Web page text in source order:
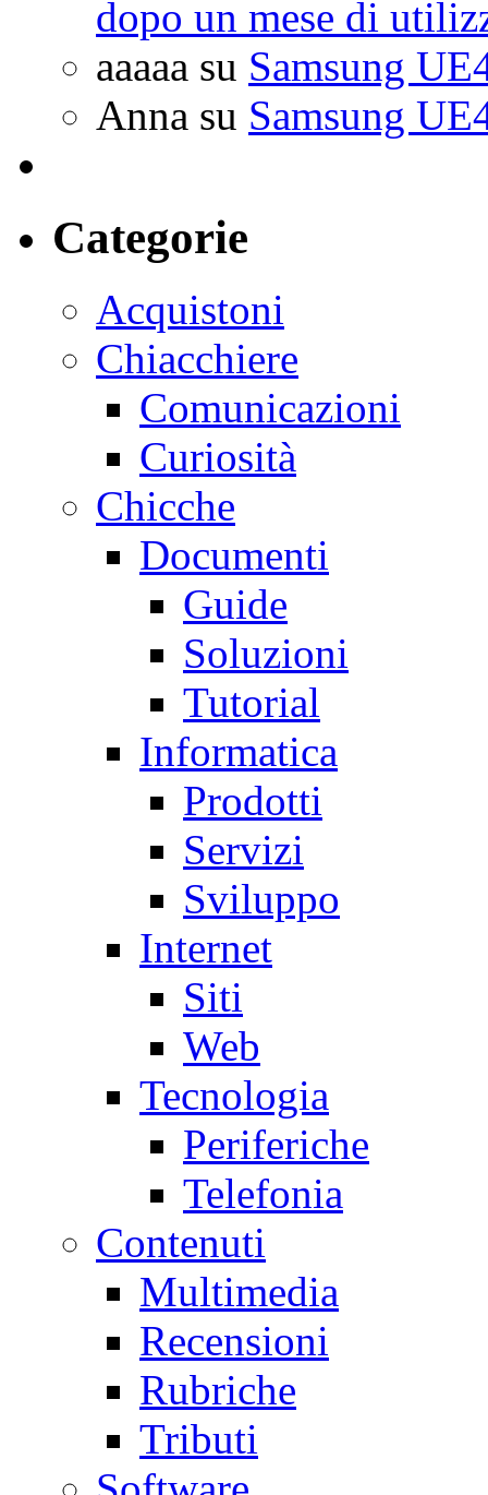
dopo un mese di
aaaaa su Samsung
Anna su Samsung
Categorie
Acquistoni
Chiacchiere
Comunicazioni
Curiosità
Chicche
Documenti
Guide
Soluzioni
Tutorial
Informatica
Prodotti
Servizi
Sviluppo
Internet
Siti
Web
Tecnologia
Periferiche
Telefonia
Contenuti
Multimedia
Recensioni
Rubriche
Tributi